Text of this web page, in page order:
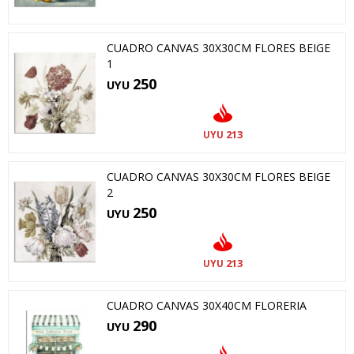
CUADRO CANVAS 30X30CM FLORES BEIGE
1
UYU 250
UYU 213
CUADRO CANVAS 30X30CM FLORES BEIGE
2
UYU 250
UYU 213
CUADRO CANVAS 30X40CM FLORERIA
UYU 290